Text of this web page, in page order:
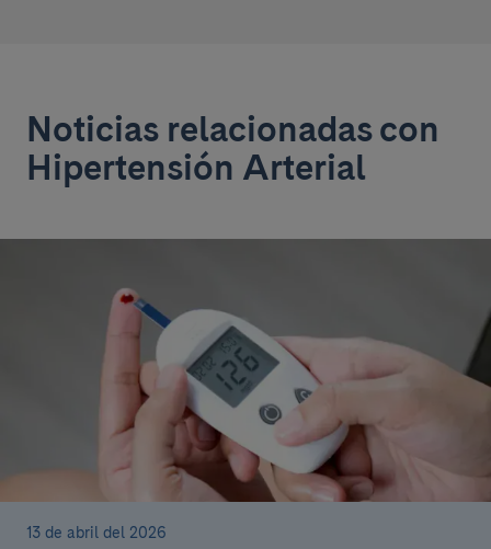
Noticias relacionadas con
Hipertensión Arterial
13 de abril del 2026